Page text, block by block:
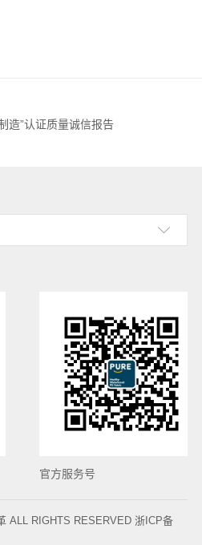
造”认证质量诚信报告
官方服务号
ALL RIGHTS RESERVED 浙ICP备